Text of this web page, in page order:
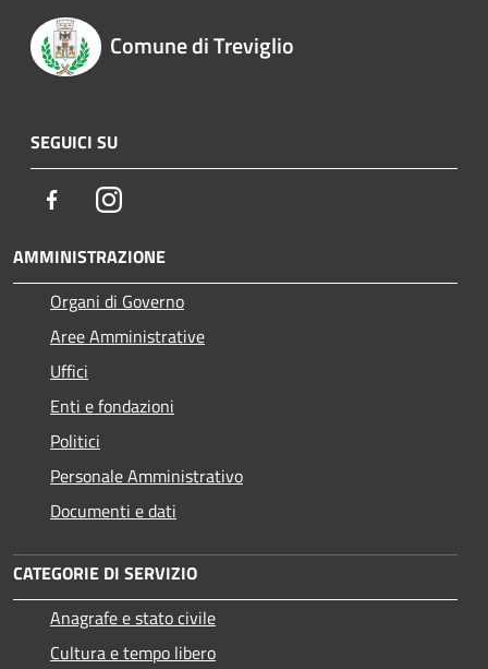
Comune di Treviglio
SEGUICI SU
FacebookInstagram
AMMINISTRAZIONE
Organi di Governo
Aree Amministrative
Uffici
Enti e fondazioni
Politici
Personale Amministrativo
Documenti e dati
CATEGORIE DI SERVIZIO
Anagrafe e stato civile
Cultura e tempo libero